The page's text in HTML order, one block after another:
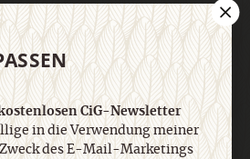
Jetzt anmelden
CiG-Newsletter
in die Verwendung meiner
des E-Mail-Marketings